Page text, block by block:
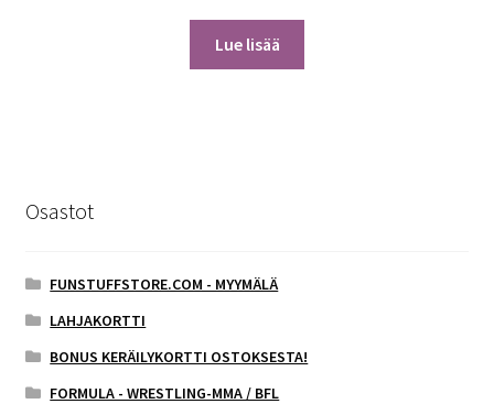
Lue lisää
Osastot
FUNSTUFFSTORE.COM - MYYMÄLÄ
LAHJAKORTTI
BONUS KERÄILYKORTTI OSTOKSESTA!
FORMULA - WRESTLING-MMA / BFL